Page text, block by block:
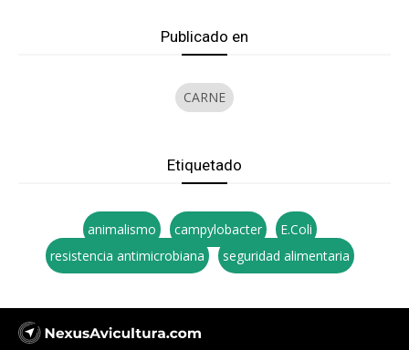
Publicado en
CARNE
Etiquetado
animalismo campylobacter
E.Coli
resistencia antimicrobiana
seguridad alimentaria